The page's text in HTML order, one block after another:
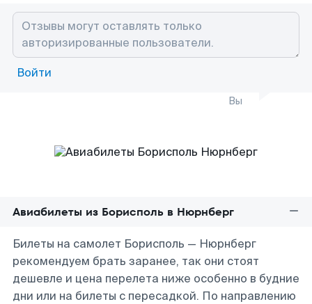
Войти
Вы
Авиабилеты из Борисполь в Нюрнберг
Билеты на самолет Борисполь — Нюрнберг
рекомендуем брать заранее, так они стоят
дешевле и цена перелета ниже особенно в будние
дни или на билеты с пересадкой. По направлению